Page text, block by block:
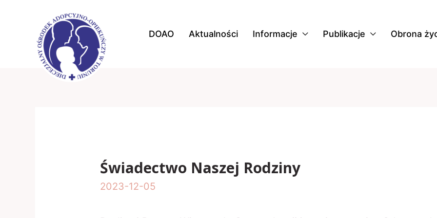
DOAO Aktualności Informacje Publikacje Obrona
Świadectwo Naszej Rodziny
2023-12-05